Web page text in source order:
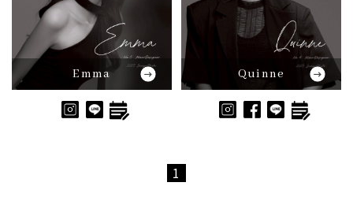
Emma Quinne
1